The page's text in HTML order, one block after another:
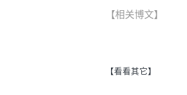
【相关博文】
【看看其它】